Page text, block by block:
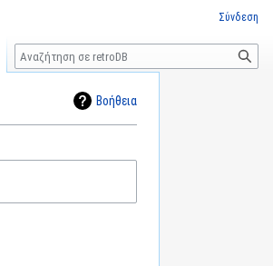
Βοήθεια
Σύνδεση
Αναζήτηση